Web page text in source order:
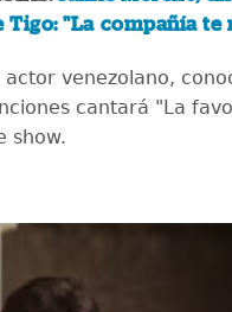
Tigo: "La compañía te
venezolano,
cantará "La
show.